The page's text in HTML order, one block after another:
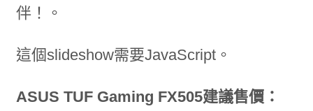
伴！。
這個slideshow需要JavaScript。
ASUS TUF Gaming FX505建議售價：